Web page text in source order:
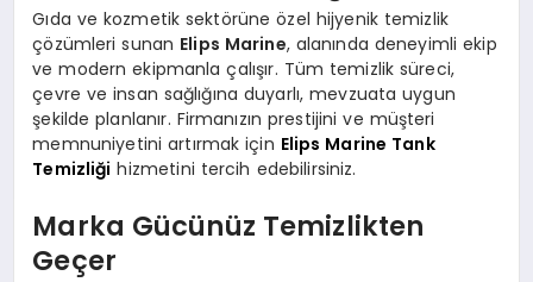
Gıda ve kozmetik sektörüne özel hijyenik temizlik
çözümleri sunan Elips Marine, alanında deneyimli ekip
ve modern ekipmanla çalışır. Tüm temizlik süreci,
çevre ve insan sağlığına duyarlı, mevzuata uygun
şekilde planlanır. Firmanızın prestijini ve müşteri
memnuniyetini artırmak için Elips Marine Tank
Temizliği hizmetini tercih edebilirsiniz.
Marka Gücünüz Temizlikten
Geçer